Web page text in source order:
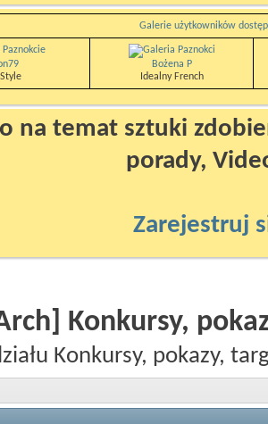
Galerie użytkowników
Bożena P
Idealny French
na temat sztuki
porady,
Zarejestruj
Konkursy,
Konkursy, pokazy,